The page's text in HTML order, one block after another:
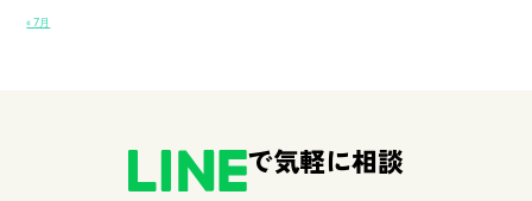
« 7月
で気軽に相談